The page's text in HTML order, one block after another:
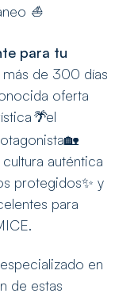
⛵
para tu
de 300 días
oferta
🌴el
auténtica
protegidos✨ y
para
en
de estas